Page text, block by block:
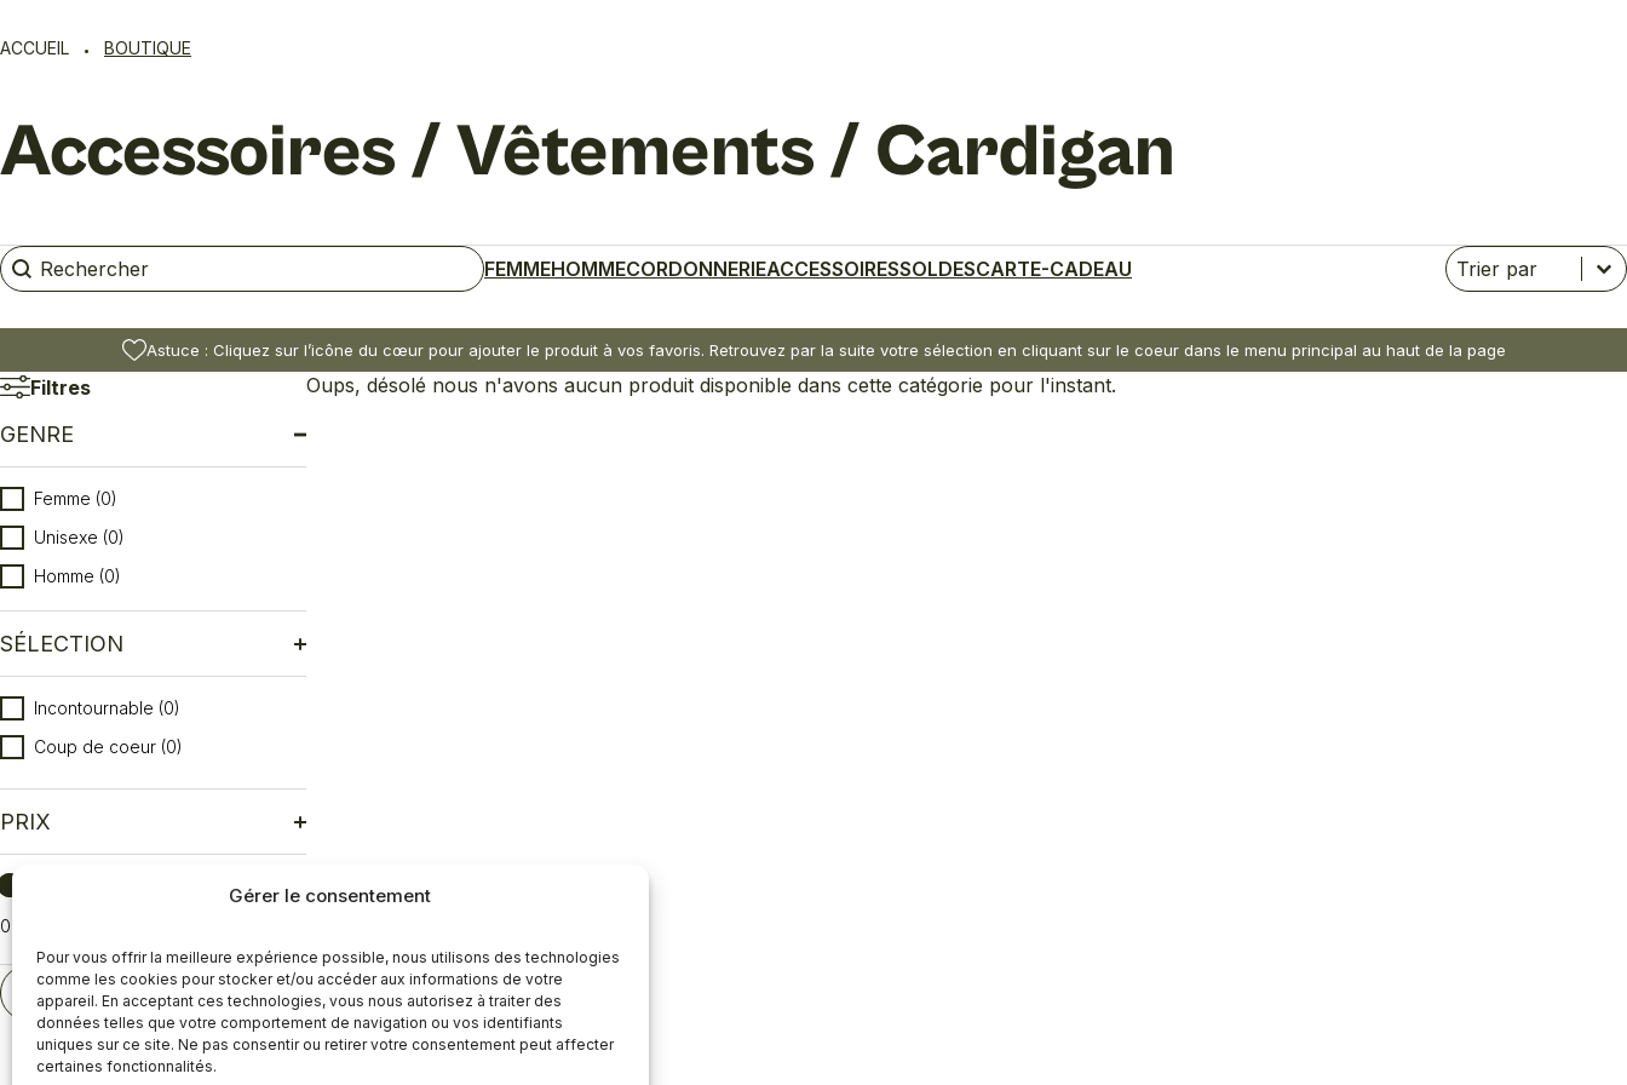
Gérer le consentement
Pour vous offrir la meilleure expérience possible, nous utilisons des technologies
comme les cookies pour stocker et/ou accéder aux informations de votre
appareil. En acceptant ces technologies, vous nous autorisez à traiter des
données telles que votre comportement de navigation ou vos identifiants
uniques sur ce site. Ne pas consentir ou retirer votre consentement peut affecter
certaines fonctionnalités.
ACCUEIL BOUTIQUE
Accessoires / Vêtements / Cardigan
Rechercher
Rechercher FEMMEHOMMECORDONNERIEACCESSOIRESSOLDESCARTE-CADEAU Trier
Trier le contenu
Trier le contenu
Astuce : Cliquez sur l’icône du cœur pour ajouter le produit à vos favoris. Retrouvez par la suite votre sélection en cliquant sur le coeur dans le menu principal au haut de la page
Filtres
GENRE
Genre
Femme (0)
Unisexe (0)
Homme (0)
SÉLECTION
Sélection
Incontournable (0)
Coup de coeur (0)
PRIX
Prix
0
RÉINITIALISER
Oups, désolé nous n'avons aucun produit disponible dans cette catégorie pour l'instant.